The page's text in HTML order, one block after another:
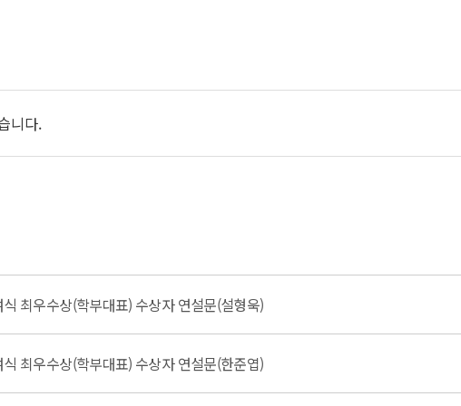
니다.
최우수상(학부대표) 수상자 연설문(설형욱)
최우수상(학부대표) 수상자 연설문(한준엽)